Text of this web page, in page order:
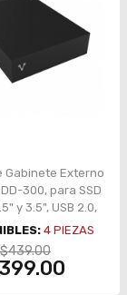
Gabinete Externo
300, para SSD
y 3.5", USB 2.0,
- HDD-300
4 PIEZAS
$439.00